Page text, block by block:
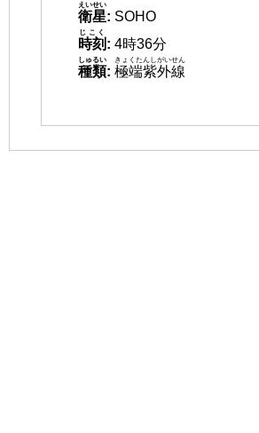
衛星
えいせい
: SOHO
時刻
じこく
: 4時36分
種類
しゅるい
: 極端紫外線
きょくたんしがいせん